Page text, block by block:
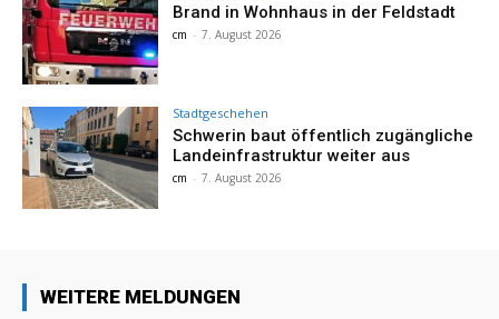
Brand in Wohnhaus in der Feldstadt
cm - 7. August 2026
Stadtgeschehen
Schwerin baut öffentlich zugängliche
Landeinfrastruktur weiter aus
cm - 7. August 2026
WEITERE MELDUNGEN